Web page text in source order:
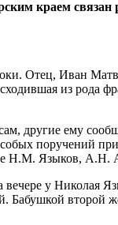
краем связан
Отец, Иван
из рода
другие ему
поручений
Н.М. Языков,
у Николая
Бабушкой